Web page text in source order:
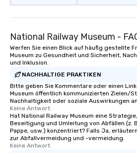
National Railway Museum -
Werfen Sie einen Blick auf häufig gestellte
Museum zu Gesundheit und Sicherheit,
und Inklusion.
NACHHALTIGE PRAKTIKEN
Bitte geben Sie Kommentare oder einen
Museum öffentlich kommunizierten Zielen/
Nachhaltigkeit oder soziale Auswirkungen
Keine Antwort.
Hat National Railway Museum eine
Beseitigung und Umleitung von Abfällen (z.
Pappe, usw.) konzentriert? Falls Ja,
zur Abfallvermeidung und -vermeidung.
Keine Antwort.